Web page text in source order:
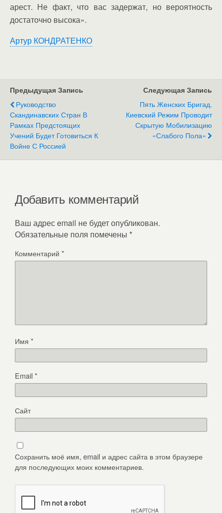
арест. Не факт, что вас задержат, но вероятность
достаточно высока».
Артур КОНДРАТЕНКО
Предыдущая Запись
Руководство
Скандинавских Стран В
Рамках Предстоящих
Учений Будет Готовиться К
Войне С Россией
Следующая Запись
Пять Женских Бригад.
Киевский Режим Проводит
Скрытую Мобилизацию
«слабого Пола»
Добавить комментарий
Ваш адрес email не будет опубликован.
Обязательные поля помечены *
Комментарий *
Имя *
Email*
Сайт
Сохранить моё имя, email и адрес сайта в этом браузере
для последующих моих комментариев.